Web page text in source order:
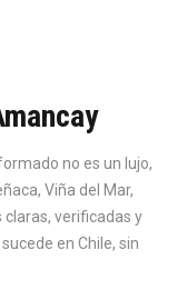
no es un lujo,
Viña del Mar,
verificadas y
en Chile, sin